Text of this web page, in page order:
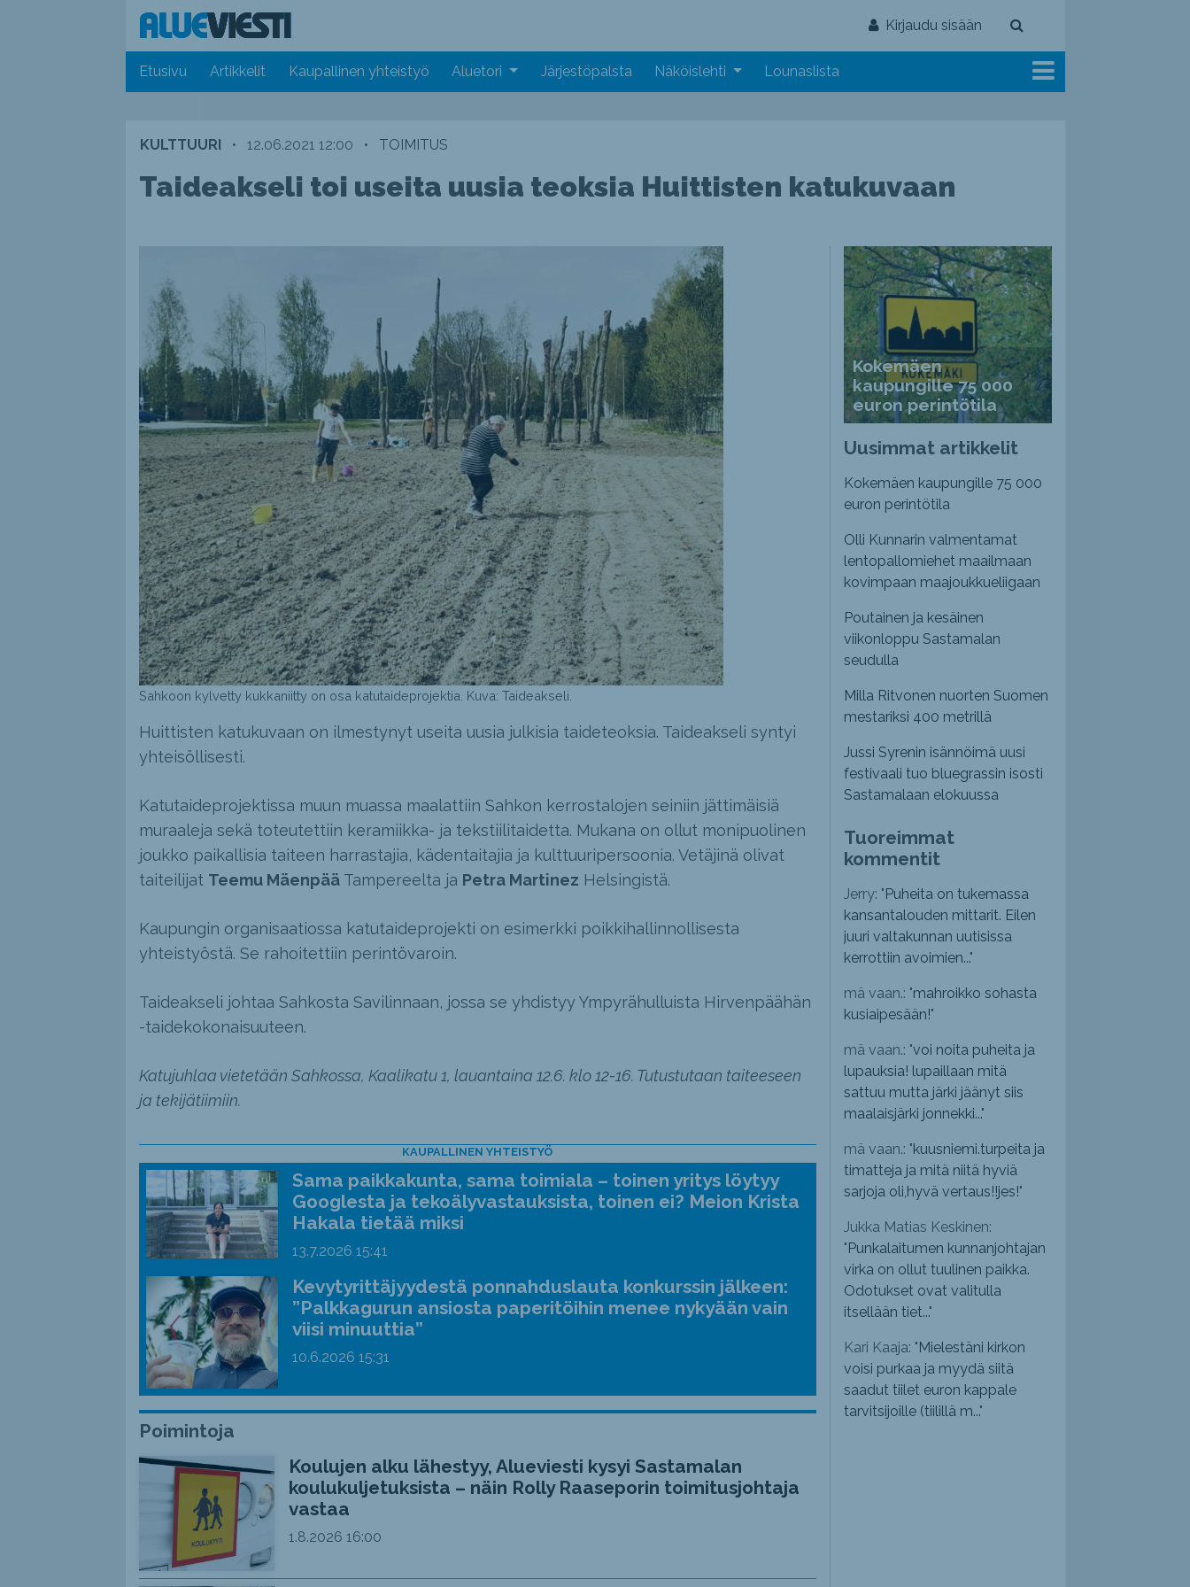
Kirjaudu sisään
Etusivu Artikkelit Kaupallinen yhteistyö Aluetori Järjestöpalsta Näköislehti Lounaslista
KULTTUURI • 12.06.2021 12:00 • TOIMITUS
Taideakseli toi useita uusia teoksia Huittisten katukuvaan
Sahkoon kylvetty kukkaniitty on osa katutaideprojektia. Kuva: Taideakseli.
Huittisten katukuvaan on ilmestynyt useita uusia julkisia taideteoksia. Taideakseli syntyi
yhteisöllisesti.
Katutaideprojektissa muun muassa maalattiin Sahkon kerrostalojen seiniin jättimäisiä
muraaleja sekä toteutettiin keramiikka- ja tekstiilitaidetta. Mukana on ollut monipuolinen
joukko paikallisia taiteen harrastajia, kädentaitajia ja kulttuuripersoonia. Vetäjinä olivat
taiteilijat Teemu MäenpääTampereelta ja Petra Martinez Helsingistä.
Kaupungin organisaatiossa katutaideprojekti on esimerkki poikkihallinnollisesta
yhteistyöstä. Se rahoitettiin perintövaroin.
Taideakseli johtaa Sahkosta Savilinnaan, jossa se yhdistyy Ympyrähulluista Hirvenpäähän
-taidekokonaisuuteen.
Katujuhlaa vietetään Sahkossa, Kaalikatu 1, lauantaina 12.6. klo 12-16. Tutustutaan taiteeseen
ja tekijätiimiin.
KAUPALLINEN YHTEISTYÖ
Sama paikkakunta, sama toimiala – toinen yritys löytyy
Googlesta ja tekoälyvastauksista, toinen ei? Meion Krista
Hakala tietää miksi
13.7.2026 15:41
Kevytyrittäjyydestä ponnahduslauta konkurssin jälkeen:
”Palkkagurun ansiosta paperitöihin menee nykyään vain
viisi minuuttia”
10.6.2026 15:31
Poimintoja
Koulujen alku lähestyy, Alueviesti kysyi Sastamalan
koulukuljetuksista – näin Rolly Raaseporin toimitusjohtaja
vastaa
1.8.2026 16:00
Kokemäen
kaupungille 75 000
euron perintötila
Uusimmat artikkelit
Kokemäen kaupungille 75 000
euron perintötila
Olli Kunnarin valmentamat
lentopallomiehet maailmaan
kovimpaan maajoukkueliigaan
Poutainen ja kesäinen
viikonloppu Sastamalan
seudulla
Milla Ritvonen nuorten Suomen
mestariksi 400 metrillä
Jussi Syrenin isännöimä uusi
festivaali tuo bluegrassin isosti
Sastamalaan elokuussa
Tuoreimmat
kommentit
Jerry: " Puheita on tukemassa
kansantalouden mittarit. Eilen
juuri valtakunnan uutisissa
kerrottiin avoimien..."
mä vaan.: "mahroikko sohasta
kusiaipesään!"
mä vaan.: "voi noita puheita ja
lupauksia! lupaillaan mitä
sattuu mutta järki jäänyt siis
maalaisjärki jonnekki..."
mä vaan.: "kuusniemi.turpeita ja
timatteja ja mitä niitä hyviä
sarjoja oli,hyvä vertaus!!jes!"
Jukka Matias Keskinen:
" Punkalaitumen kunnanjohtajan
virka on ollut tuulinen paikka.
Odotukset ovat valitulla
itsellään tiet..."
Kari Kaaja: " Mielestäni kirkon
voisi purkaa ja myydä siitä
saadut tiilet euron kappale
tarvitsijoille (tiilillä m..."